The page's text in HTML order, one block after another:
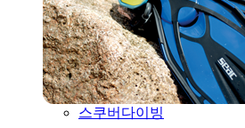
스쿠버다이빙